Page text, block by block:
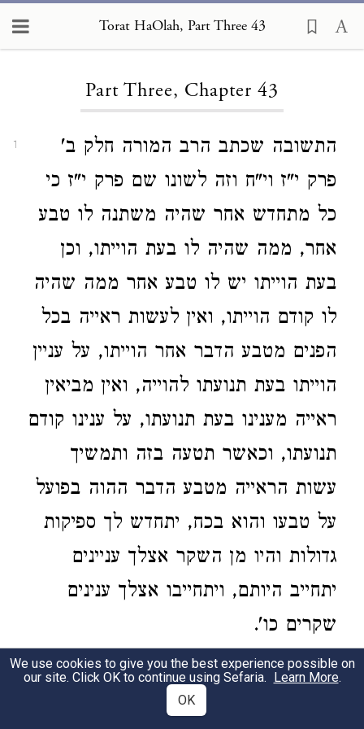
Torat HaOlah, Part Three 43
Part Three, Chapter 43
1
התשובה שכתב הרב המורה חלק ב'
פרק י"ז וי"ח וזה לשונו שם פרק י"ז כי
כל מתחדש אחר שהיה משתנה לו טבע
אחר, ממה שהיה לו בעת הוייתו, וכן
בעת הוייתו יש לו טבע אחר ממה שהיה
לו קודם הוייתו, ואין לעשות ראייה בכל
הפנים מטבע הדבר אחר הוייתו, על עניין
הוייתו בעת תנועתו להוייה, ואין מביאין
ראייה מענינו בעת תנועתו, על ענינו קודם
תנועתו, וכאשר תטעה בזה ותמשיך
עשות הראייה מטבע הדבר ההוה בפועל
על טבעו והוא בכח, יתחדש לך ספיקות
גדולות והיו מן השקר אצלך עניינים
יתחייב היותם, ויתחייבו אצלך ענינים
שקרים כו'.
והאריך שם במשל הטוב שהניח מהקטן
הנולד באיי הים, כאשר ידוע, וכן הוא
We use cookies to give you the best experience possible on
our site. Click OK to continue using Sefaria. Learn More.
OK